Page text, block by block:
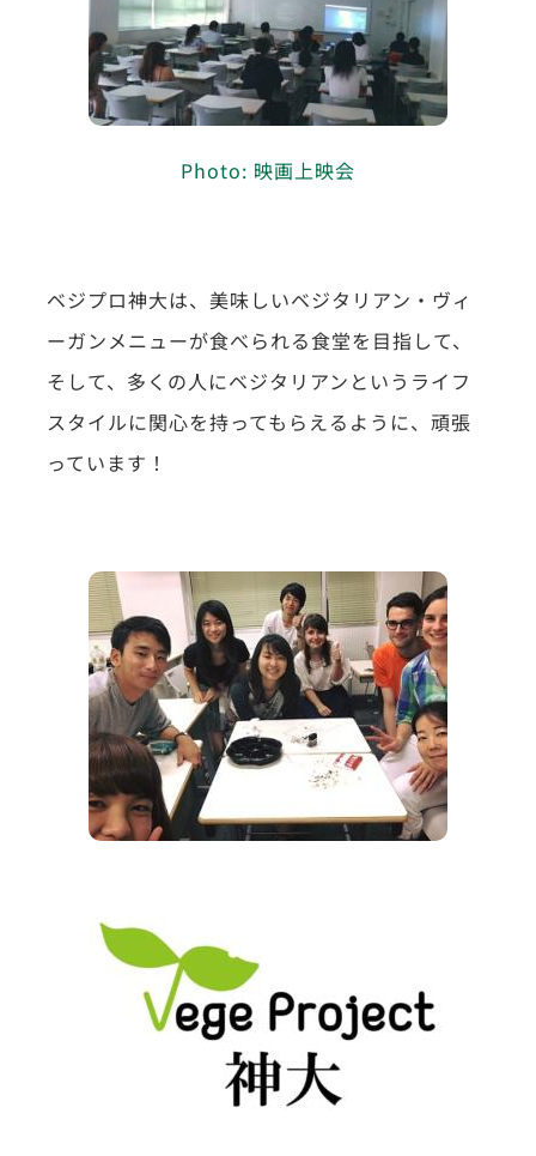
Photo: 映画上映会
ベジプロ神大は、美味しいベジタリアン・ヴィ
ーガンメニューが食べられる食堂を目指して、
そして、多くの人にベジタリアンというライフ
スタイルに関心を持ってもらえるように、頑張
っています！